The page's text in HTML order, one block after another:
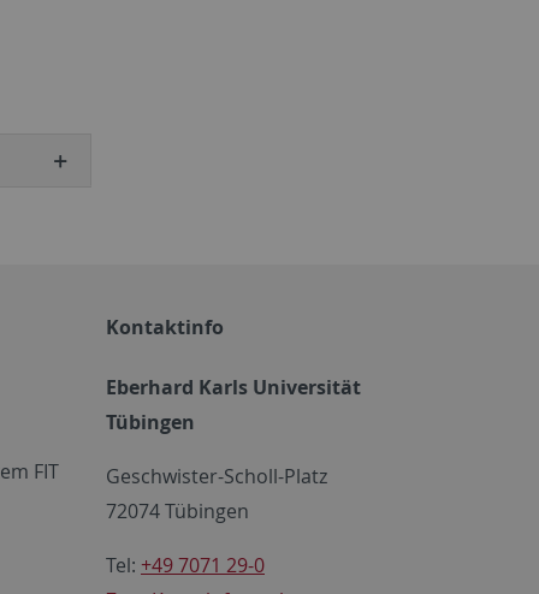
FIT
Kontaktinfo
Eberhard Karls Universität
Tübingen
Geschwister-Scholl-Platz
72074 Tübingen
Tel: +49 7071 29-0